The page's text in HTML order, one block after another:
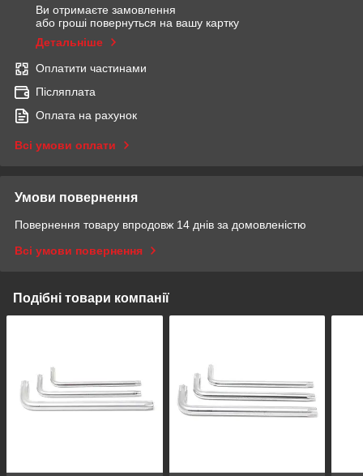
Ви отримаєте замовлення
або гроші повернуться на вашу картку
Детальніше
Оплатити частинами
Післяплата
Оплата на рахунок
Всі умови оплати
Умови повернення
Повернення товару впродовж 14 днів за домовленістю
Всі умови повернення
Подібні товари компанії